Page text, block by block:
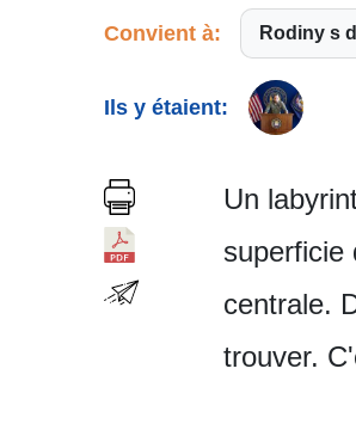
Convient à: Rodiny s
Ils y étaient:
Un
superficie
centrale.
trouver.